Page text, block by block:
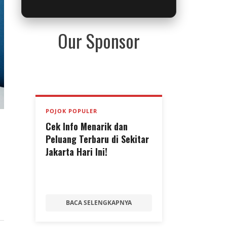
Our Sponsor
POJOK POPULER
Cek Info Menarik dan
Peluang Terbaru di Sekitar
Jakarta Hari Ini!
BACA SELENGKAPNYA